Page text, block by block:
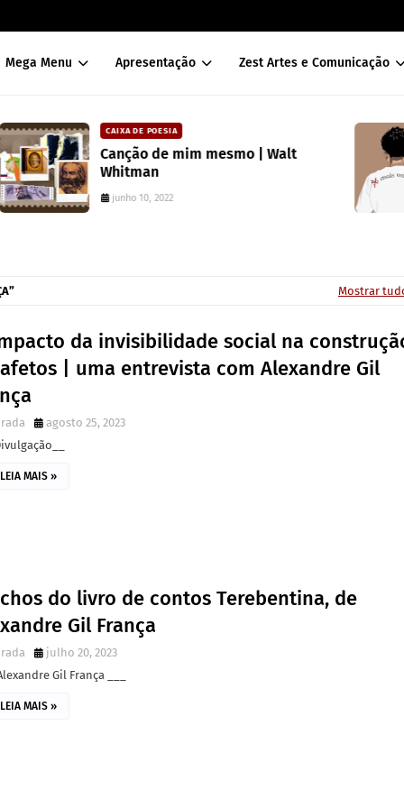
Mega Menu Apresentação Zest Artes e Comunicação
DAVISON SOUZA
10 anos da política de cotas
Brasil: um ponto de ruptura na
colonialidade
Mostrar
da invisibilidade social na
| uma entrevista com Alexandre Gil
agosto 25, 2023
LEIA MAIS »
do livro de contos Terebentina, de
Gil França
julho 20, 2023
Gil França ___
LEIA MAIS »